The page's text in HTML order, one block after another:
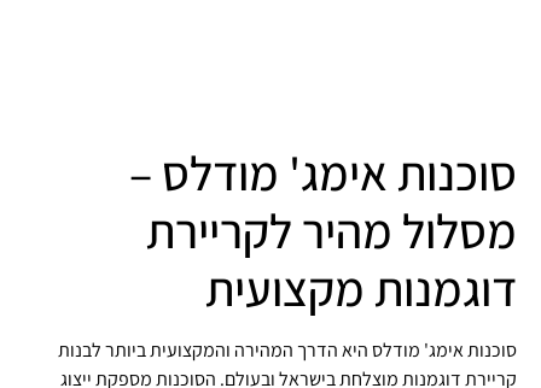
סוכנות אימג' מודלס –
מסלול מהיר לקריירת
דוגמנות מקצועית
סוכנות אימג' מודלס היא הדרך המהירה והמקצועית ביותר לבנות
קריירת דוגמנות מוצלחת בישראל ובעולם. הסוכנות מספקת ייצוג